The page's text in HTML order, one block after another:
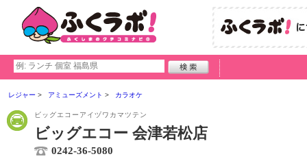
レジャー アミューズメント カラオケ
ビッグエコーアイヅワカマツテン
ビッグエコー 会津若松店
0242-36-5080